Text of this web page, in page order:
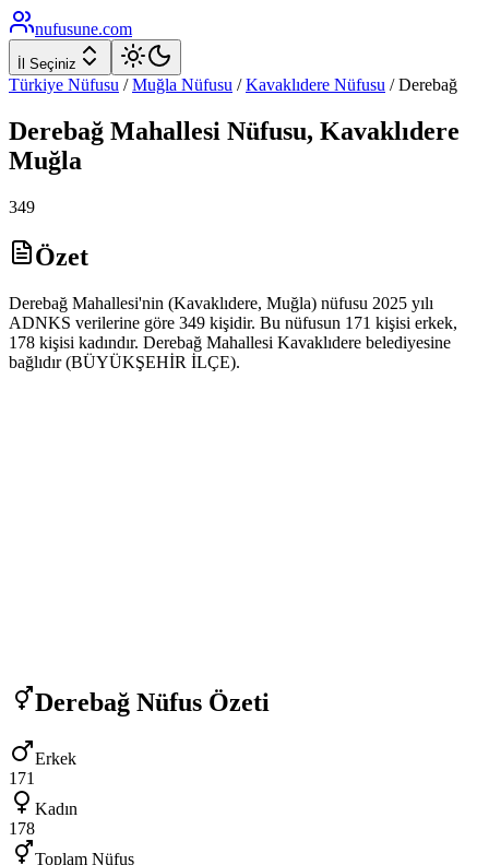
nufusune.com
İl Seçiniz
Türkiye Nüfusu / Muğla Nüfusu / Kavaklıdere Nüfusu /Derebağ
Derebağ Mahallesi Nüfusu, Kavaklıdere
Muğla
349
Özet
Derebağ Mahallesi'nin (Kavaklıdere, Muğla) nüfusu 2025 yılı
ADNKS verilerine göre 349 kişidir. Bu nüfusun 171 kişisi erkek,
178 kişisi kadındır. Derebağ Mahallesi Kavaklıdere belediyesine
bağlıdır (BÜYÜKŞEHİR İLÇE).
Derebağ Nüfus Özeti
Erkek
171
Kadın
178
Toplam Nüfus